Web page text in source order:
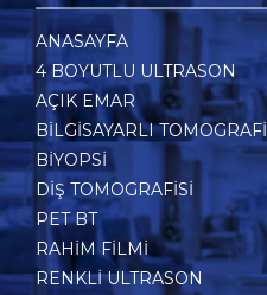
ANASAYFA
4 BOYUTLU ULTRASON
AÇIK EMAR
BİLGİSAYARLI TOMOGRAFİ
BIYOPSI
DİŞ TOMOGRAFİSİ
PET BT
RAHİM FİLMİ
RENKLI ULTRASON